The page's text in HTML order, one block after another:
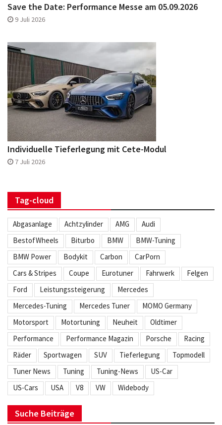
Save the Date: Performance Messe am 05.09.2026
9 Juli 2026
Individuelle Tieferlegung mit Cete-Modul
7 Juli 2026
Tag-cloud
Abgasanlage Achtzylinder AMG
Audi
BestofWheels
Biturbo BMW
BMW-Tuning
BMW Power
Bodykit Carbon
CarPorn
Cars & Stripes
Coupe Eurotuner Fahrwerk
Felgen
Ford
Leistungssteigerung
Mercedes
Mercedes-Tuning
Mercedes Tuner
MOMO Germany
Motorsport
Motortuning Neuheit
Oldtimer
Performance
Performance Magazin Porsche
Racing
Räder
Sportwagen SUV Tieferlegung
Topmodell
Tuner News
Tuning Tuning-News
US-Car
US-Cars
USA V8 VW Widebody
Suche Beiträge